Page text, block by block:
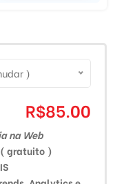
)
R$85.00
na Web
gratuito )